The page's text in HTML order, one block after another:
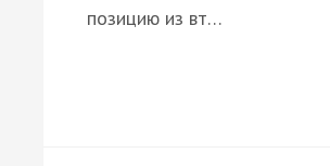
позицию из вт…